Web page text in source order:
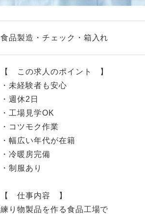
食品製造・チェック・箱入れ
【 この求人のポイント 】
・未経験者も安心
・週休2日
・工場見学OK
・コツモク作業
・幅広い年代が在籍
・冷暖房完備
・制服あり
【 仕事内容 】
練り物製品を作る食品工場で